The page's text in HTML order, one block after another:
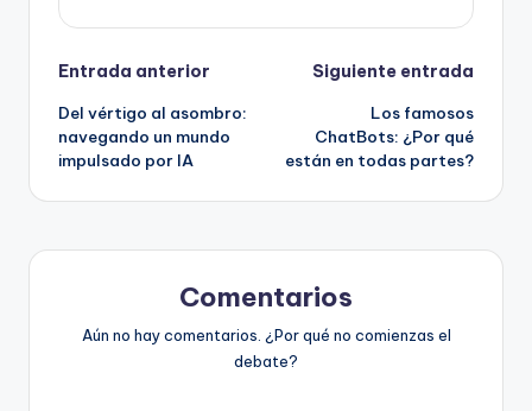
Navegación
de
entradas
Entrada anterior
Del vértigo al asombro:
navegando un mundo
impulsado por IA
Siguiente entrada
Los famosos
ChatBots: ¿Por qué
están en todas partes?
Comentarios
Aún no hay comentarios. ¿Por qué no comienzas el
debate?